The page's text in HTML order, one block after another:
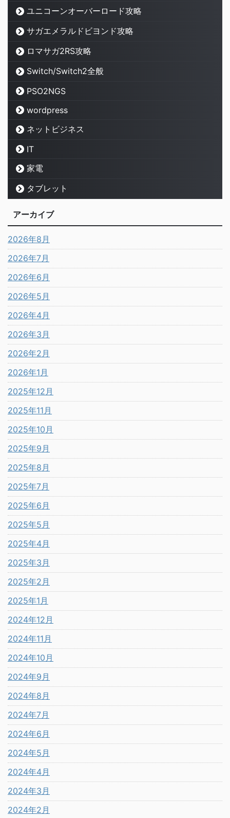
ユニコーンオーバーロード攻略
サガエメラルドビヨンド攻略
ロマサガ2RS攻略
Switch/Switch2全般
PSO2NGS
wordpress
ネットビジネス
IT
家電
タブレット
アーカイブ
2026年8月
2026年7月
2026年6月
2026年5月
2026年4月
2026年3月
2026年2月
2026年1月
2025年12月
2025年11月
2025年10月
2025年9月
2025年8月
2025年7月
2025年6月
2025年5月
2025年4月
2025年3月
2025年2月
2025年1月
2024年12月
2024年11月
2024年10月
2024年9月
2024年8月
2024年7月
2024年6月
2024年5月
2024年4月
2024年3月
2024年2月